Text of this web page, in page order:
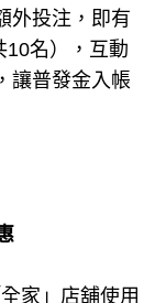
外投注，即有
10名），互動
讓普發金入帳
家」店舖使用